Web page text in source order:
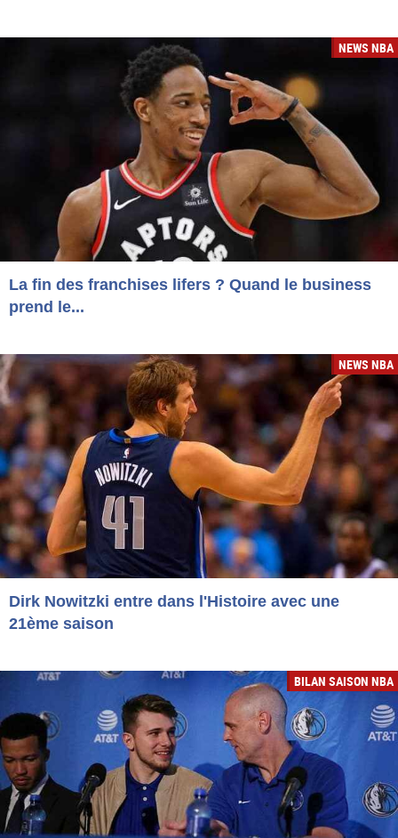
NEWS NBA
La fin des franchises lifers ? Quand le business
prend le...
NEWS NBA
Dirk Nowitzki entre dans l'Histoire avec une
21ème saison
BILAN SAISON NBA